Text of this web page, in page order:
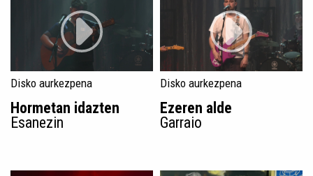
Disko aurkezpena
Hormetan idazten
Esanezin
Disko aurkezpena
Ezeren alde
Garraio